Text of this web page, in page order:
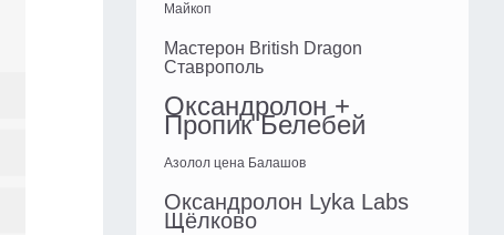
Майкоп
Мастерон British Dragon
Ставрополь
Оксандролон +
Пропик Белебей
Азолол цена Балашов
Оксандролон Lyka Labs
Щёлково